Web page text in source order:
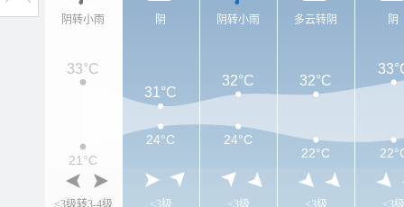
阴转小雨
<3级转3-4级
阴
<3级
阴转小雨
<3级
多云转阴
<3级
阴
<3级
33°C
31°C
32°C 32°C
21°C
24°C
24°C
22°C